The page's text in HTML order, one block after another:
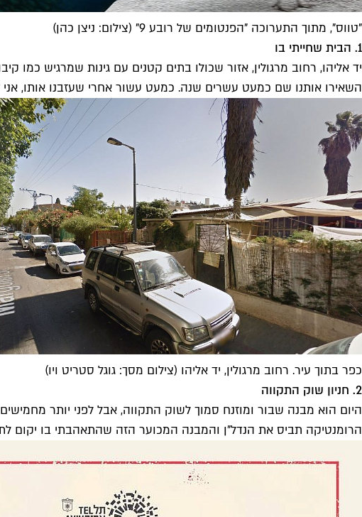
"טווס", מתוך התערוכה "הפנטומים של רובע 9" (צילום: ניצן כהן)
1. הבית שחייתי בו
יד אליהו, רחוב מרגולין, אזור שכולו בתים קטנים עם גינות שמרגיש כמו
השאירו אותנו שם כמעט עשרים שנה. כמעט עשור אחרי שעזבנו אותו,
כפר בתוך עיר. רחוב מרגולין, יד אליהו (צילום מסך: גוגל סטריט ויו)
2. חניון שוק התקווה
היום הוא מבנה שבור ומוזנח סמוך לשוק התקווה, אבל לפני יותר
הרומנטיקה תביס את הנדל"ן והמבנה המכוער הזה שהתאהבתי בו יקום